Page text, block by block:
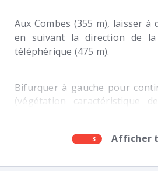
Aux Combes (355 m), laisser
en suivant la direction de la
téléphérique (475 m).
3 Afficher
Bifurquer à gauche pour
(végétation caractéristique